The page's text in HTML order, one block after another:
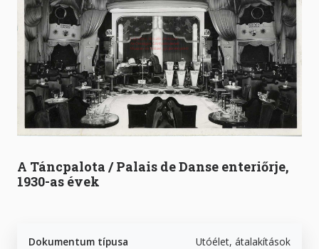
A Táncpalota / Palais de Danse enteriőrje,
1930-as évek
Dokumentum típusa Utóélet, átalakítások